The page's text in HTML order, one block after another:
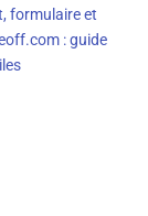
formulaire et
: guide